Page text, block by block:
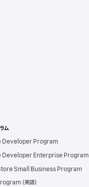
ム
Developer Program
Developer Enterprise Program
Small Business Program